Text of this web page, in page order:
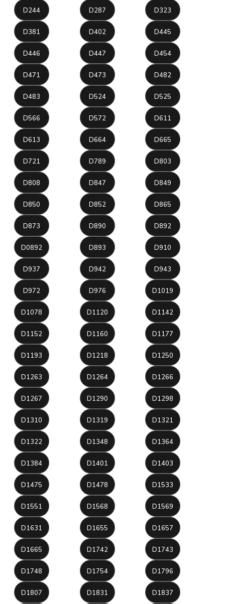
D244 D287 D323
D381 D402 D445
D446 D447 D454
D471 D473 D482
D483 D524 D525
D566 D572 D611
D613 D664 D665
D721 D789 D803
D808 D847 D849
D850 D852 D865
D873 D890 D892
D0892 D893 D910
D937 D942 D943
D972 D976 D1019
D1078 D1120 D1142
D1152 D1160 D1177
D1193 D1218 D1250
D1263 D1264 D1266
D1267 D1290 D1298
D1310 D1319 D1321
D1322 D1348 D1364
D1384 D1401 D1403
D1475 D1478 D1533
D1551 D1568 D1569
D1631 D1655 D1657
D1665 D1742 D1743
D1748 D1754 D1796
D1807 D1831 D1837